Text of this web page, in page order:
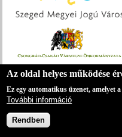
Csongrád
6724 Szeged,
Az oldal helyes működése
Ez egy automatikus üzenet,
További információ
Rendben